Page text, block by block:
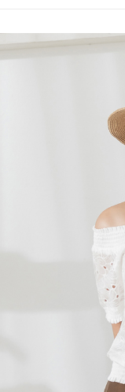
每筆NT$80，滿
每筆NT$80，滿
每筆NT$120，滿